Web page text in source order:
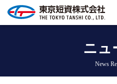
ニュ
News